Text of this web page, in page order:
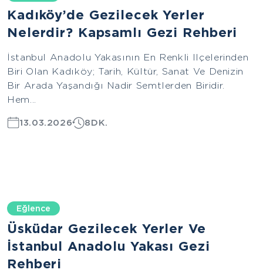
Kadıköy’de Gezilecek Yerler
Nelerdir? Kapsamlı Gezi Rehberi
İstanbul Anadolu Yakasının En Renkli Ilçelerinden
Biri Olan Kadıköy; Tarih, Kültür, Sanat Ve Denizin
Bir Arada Yaşandığı Nadir Semtlerden Biridir.
Hem...
13.03.2026 8DK.
Eğlence
Üsküdar Gezilecek Yerler Ve
İstanbul Anadolu Yakası Gezi
Rehberi